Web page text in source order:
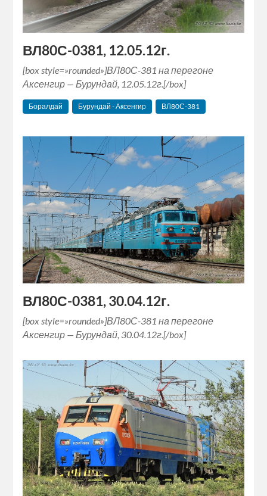
ВЛ80С-0381, 12.05.12г.
[box style=»rounded»]ВЛ80С-381 на перегоне
Аксенгир — Бурундай, 12.05.12г.[/box]
Боралдай Бурундай - Аксенгир ВЛ80С-381
ВЛ80С-0381, 30.04.12г.
[box style=»rounded»]ВЛ80С-381 на перегоне
Аксенгир — Бурундай, 30.04.12г.[/box]